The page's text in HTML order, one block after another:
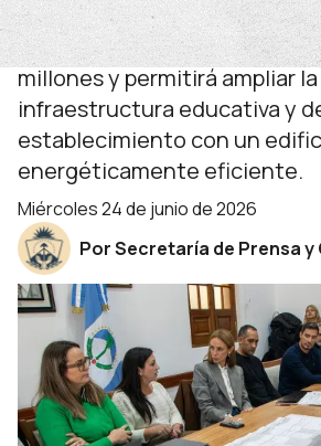
Se presentaron ocho ofertas.
contempla una inversión de
millones y permitirá ampliar la
infraestructura educativa y
establecimiento con un
energéticamente eficiente.
miércoles 24 de junio de 2026
Por Secretaría de Prensa